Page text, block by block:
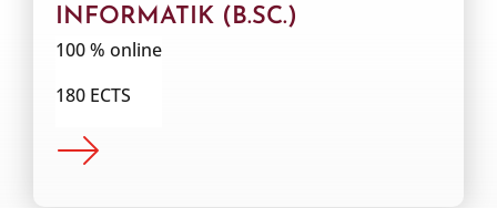
INFORMATIK (B.SC.)
100 % online
180 ECTS